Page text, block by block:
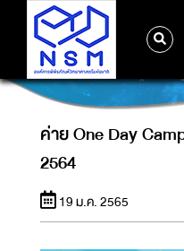
ค่าย ONE DAY
ค่าย One Day
2564
19 ม.ค. 2565